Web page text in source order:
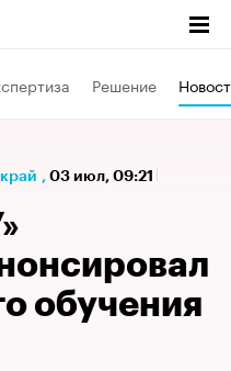
Решение
, 03 июл, 09:21
обучения